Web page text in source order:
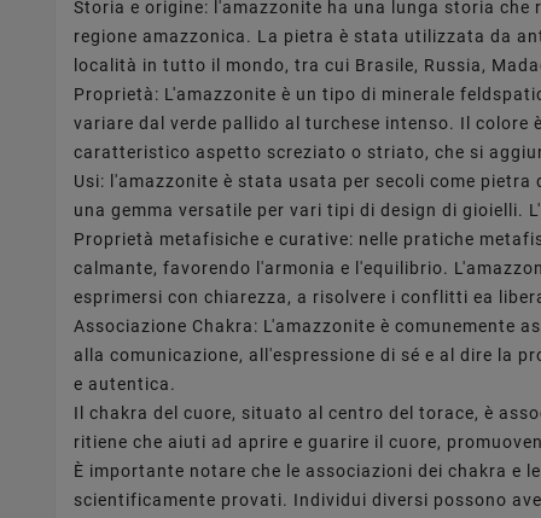
Storia e origine: l'amazzonite ha una lunga storia che
regione amazzonica. La pietra è stata utilizzata da
località in tutto il mondo, tra cui Brasile, Russia,
Proprietà: L'amazzonite è un tipo di minerale
variare dal verde pallido al turchese intenso. Il
caratteristico aspetto screziato o striato, che si
Usi: l'amazzonite è stata usata per secoli come
una gemma versatile per vari tipi di design di gioielli.
Proprietà metafisiche e curative: nelle pratiche
calmante, favorendo l'armonia e l'equilibrio.
esprimersi con chiarezza, a risolvere i conflitti ea
Associazione Chakra: L'amazzonite è comunemente
alla comunicazione, all'espressione di sé e al dire la
e autentica.
Il chakra del cuore, situato al centro del torace, è
ritiene che aiuti ad aprire e guarire il cuore,
È importante notare che le associazioni dei chakra e
scientificamente provati. Individui diversi possono